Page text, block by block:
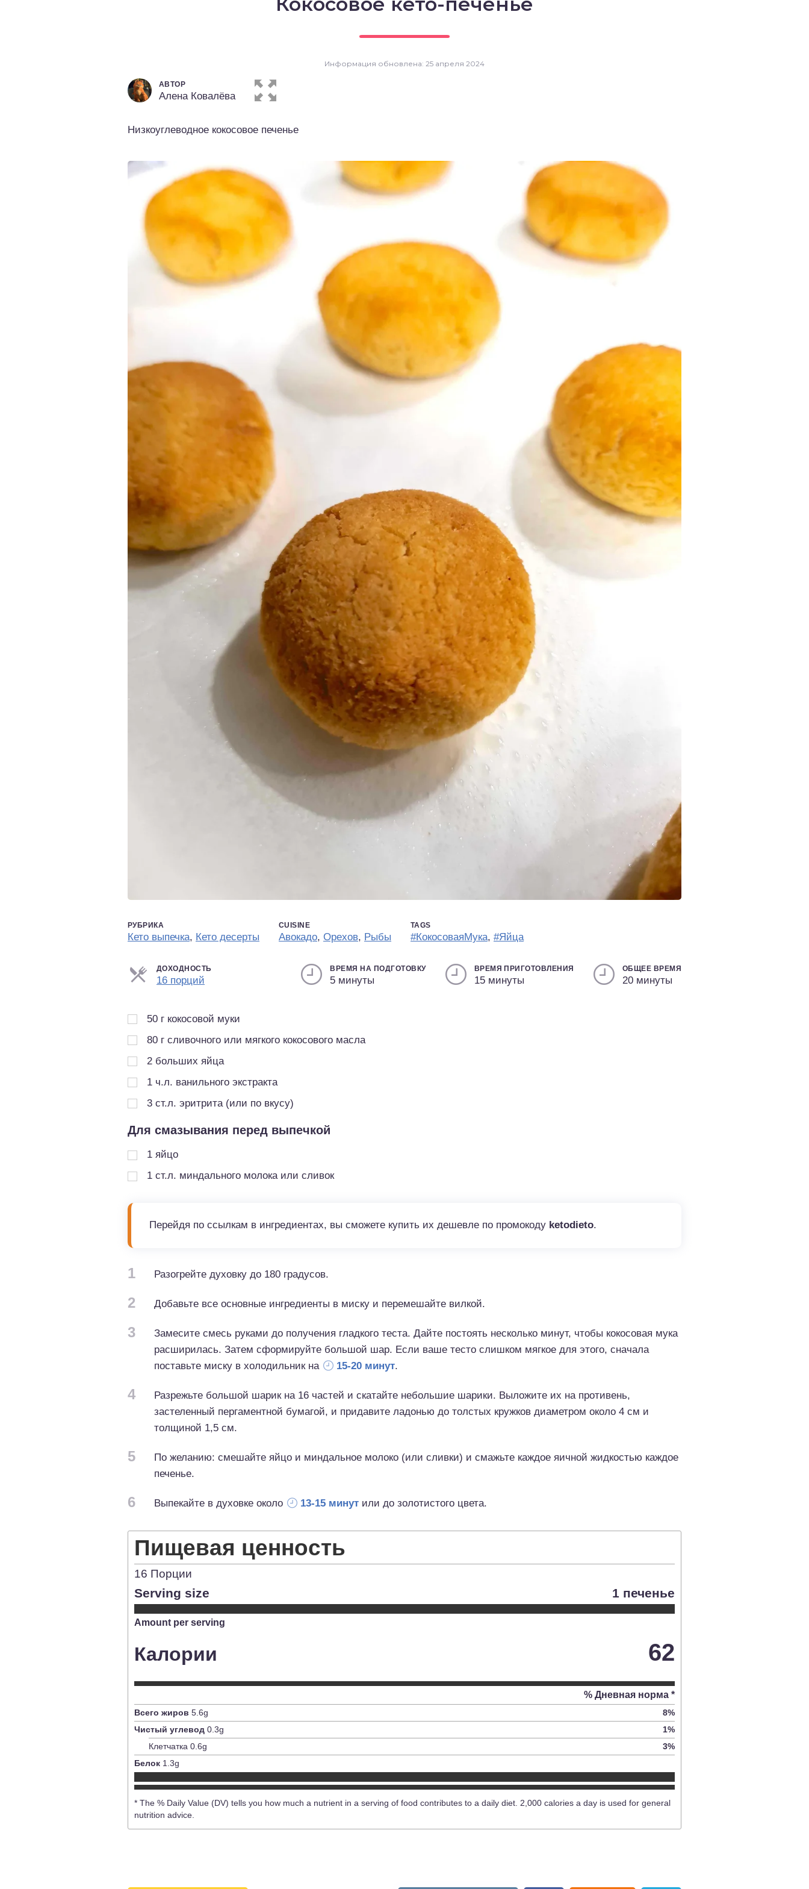
Информация обновлена: 25 апреля 2024
АВТОР
Алена Ковалёва
Низкоуглеводное кокосовое печенье
РУБРИКА
Кето выпечка, Кето десерты
CUISINE
Авокадо, Орехов, Рыбы
TAGS
#КокосоваяМука, #Яйца
ДОХОДНОСТЬ
16 порций
ВРЕМЯ НА ПОДГОТОВКУ
5 минуты
ВРЕМЯ ПРИГОТОВЛЕНИЯ
15 минуты
ОБЩЕЕ ВРЕМЯ
20 минуты
50 г кокосовой муки
80 г сливочного или мягкого кокосового масла
2 больших яйца
1 ч.л. ванильного экстракта
3 ст.л. эритрита (или по вкусу)
Для смазывания перед выпечкой
1 яйцо
1 ст.л. миндального молока или сливок
Перейдя по ссылкам в ингредиентах, вы сможете купить их дешевле по промокоду ketodieto.
1 Разогрейте духовку до 180 градусов.
2 Добавьте все основные ингредиенты в миску и перемешайте вилкой.
3
Замесите смесь руками до получения гладкого теста. Дайте постоять несколько минут, чтобы кокосовая мука
расширилась. Затем сформируйте большой шар. Если ваше тесто слишком мягкое для этого, сначала
поставьте миску в холодильник на
15-20 минут.
4
Разрежьте большой шарик на 16 частей и скатайте небольшие шарики. Выложите их на противень,
застеленный пергаментной бумагой, и придавите ладонью до толстых кружков диаметром около 4 см и
толщиной 1,5 см.
5
По желанию: смешайте яйцо и миндальное молоко (или сливки) и смажьте каждое яичной жидкостью каждое
печенье.
6 Выпекайте в духовке около 13-15 минут или до золотистого цвета.
Пищевая ценность
16 Порции
Serving size 1 печенье
Amount per serving
Калории 62
% Дневная норма *
Всего жиров 5.6g 8%
Чистый углевод 0.3g 1%
Клетчатка 0.6g 3%
Белок 1.3g
* The % Daily Value (DV) tells you how much a nutrient in a serving of food contributes to a daily diet. 2,000 calories a day is used for general
nutrition advice.